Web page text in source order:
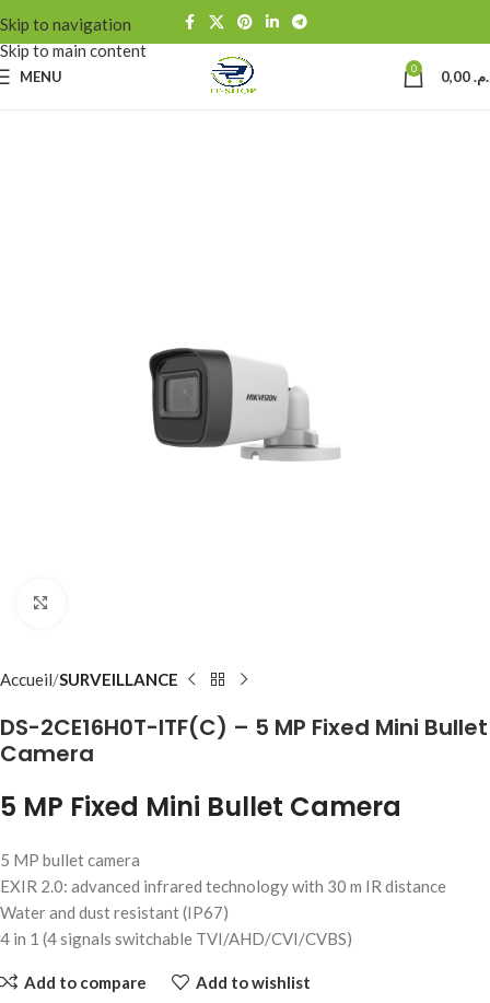
Skip to navigation
Skip to main content
MENU 0
Accueil SURVEILLANCE
DS-2CE16H0T-ITF(C) – 5 MP Fixed Mini Bullet
Camera
5 MP Fixed Mini Bullet Camera
5 MP bullet camera
EXIR 2.0: advanced infrared technology with 30 m IR distance
Water and dust resistant (IP67)
4 in 1 (4 signals switchable TVI/AHD/CVI/CVBS)
Add to compare Add to wishlist